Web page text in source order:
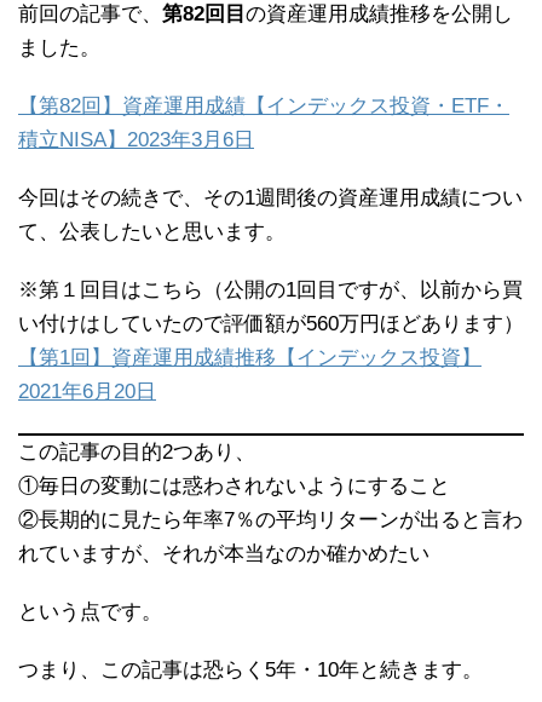
前回の記事で、 第82回目 の資産運用成績推移を公開し
ました。
【第82回】資産運用成績【インデックス投資・ETF・
積立NISA】2023年3月6日
今回はその続きで、その1週間後の資産運用成績につい
て、公表したいと思います。
※第１回目はこちら（公開の1回目ですが、以前から買
い付けはしていたので評価額が560万円ほどあります）
【第1回】資産運用成績推移【インデックス投資】
2021年6月20日
この記事の目的2つあり、
①毎日の変動には惑わされないようにすること
②長期的に見たら年率7％の平均リターンが出ると言わ
れていますが、それが本当なのか確かめたい
という点です。
つまり、この記事は恐らく5年・10年と続きます。